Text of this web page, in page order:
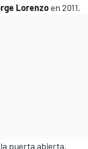
Lorenzoen 2011.
la puerta abierta.